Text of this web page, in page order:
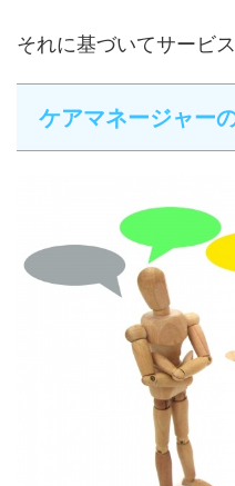
それに基づいてサービ
ケアマネージャー